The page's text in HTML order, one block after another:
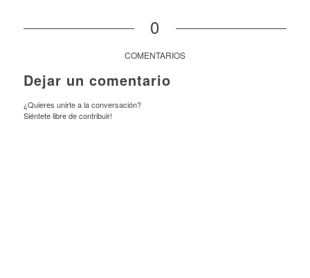
0
COMENTARIOS
Dejar un comentario
¿Quieres unirte a la conversación?
Siéntete libre de contribuir!